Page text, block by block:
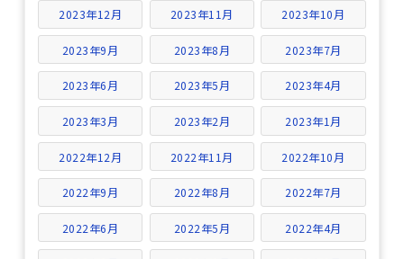
2023年12月 2023年11月 2023年10月
2023年9月 2023年8月 2023年7月
2023年6月 2023年5月 2023年4月
2023年3月 2023年2月 2023年1月
2022年12月 2022年11月 2022年10月
2022年9月 2022年8月 2022年7月
2022年6月 2022年5月 2022年4月